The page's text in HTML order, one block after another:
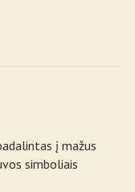
į mažus
simboliais